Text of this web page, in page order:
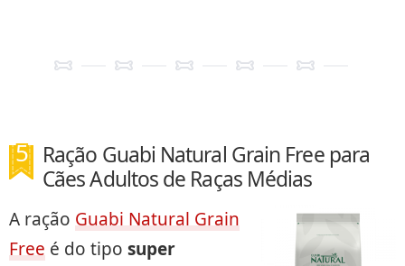
Ração Guabi Natural Grain Free para
Cães Adultos de Raças Médias
A ração Guabi Natural Grain
Free é do tipo super